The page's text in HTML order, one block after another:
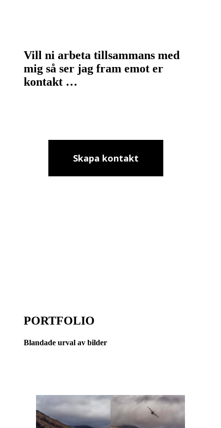
Vill ni arbeta tillsammans med
mig så ser jag fram emot er
kontakt …
Skapa kontakt
PORTFOLIO
Blandade urval av bilder